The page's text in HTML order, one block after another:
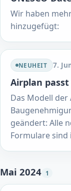
Wir haben
hinzugefügt:
NEUHEIT 7.
Airplan passt
Das Modell
geändert: Alle
Formulare
Mai 2024 1